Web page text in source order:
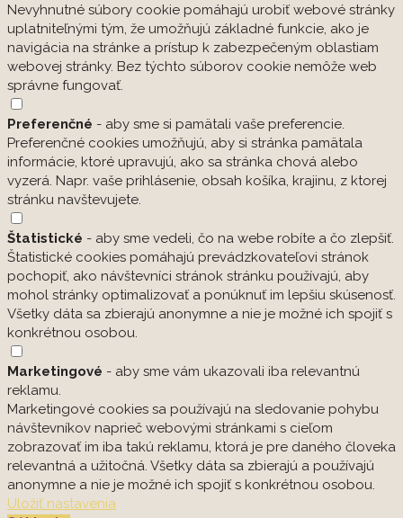
Nevyhnutné súbory cookie pomáhajú urobiť webové stránky
uplatniteľnými tým, že umožňujú základné funkcie, ako je
navigácia na stránke a prístup k zabezpečeným oblastiam
webovej stránky. Bez týchto súborov cookie nemôže web
správne fungovať.
Preferenčné - aby sme si pamätali vaše preferencie.
Preferenčné cookies umožňujú, aby si stránka pamätala
informácie, ktoré upravujú, ako sa stránka chová alebo
vyzerá. Napr. vaše prihlásenie, obsah košíka, krajinu, z ktorej
stránku navštevujete.
Štatistické - aby sme vedeli, čo na webe robíte a čo zlepšiť.
Štatistické cookies pomáhajú prevádzkovateľovi stránok
pochopiť, ako návštevníci stránok stránku používajú, aby
mohol stránky optimalizovať a ponúknuť im lepšiu skúsenosť.
Všetky dáta sa zbierajú anonymne a nie je možné ich spojiť s
konkrétnou osobou.
Marketingové - aby sme vám ukazovali iba relevantnú
reklamu.
Marketingové cookies sa používajú na sledovanie pohybu
návštevníkov naprieč webovými stránkami s cieľom
zobrazovať im iba takú reklamu, ktorá je pre daného človeka
relevantná a užitočná. Všetky dáta sa zbierajú a používajú
anonymne a nie je možné ich spojiť s konkrétnou osobou.
Uložiť nastavenia